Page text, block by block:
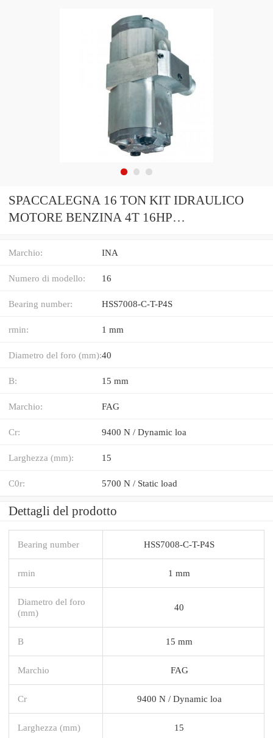
SPACCALEGNA 16 TON KIT IDRAULICO
MOTORE BENZINA 4T 16HP
Marchio: INA
Numero di modello: 16
Bearing number: HSS7008-C-T-P4S
rmin: 1 mm
Diametro del foro (mm):40
B: 15 mm
Marchio: FAG
Cr: 9400 N / Dynamic loa
Larghezza (mm): 15
C0r: 5700 N / Static load
Dettagli del prodotto
Bearing number HSS7008-C-T-P4S
rmin 1 mm
Diametro del foro
(mm)
40
B 15 mm
Marchio FAG
Cr 9400 N / Dynamic loa
Larghezza (mm) 15